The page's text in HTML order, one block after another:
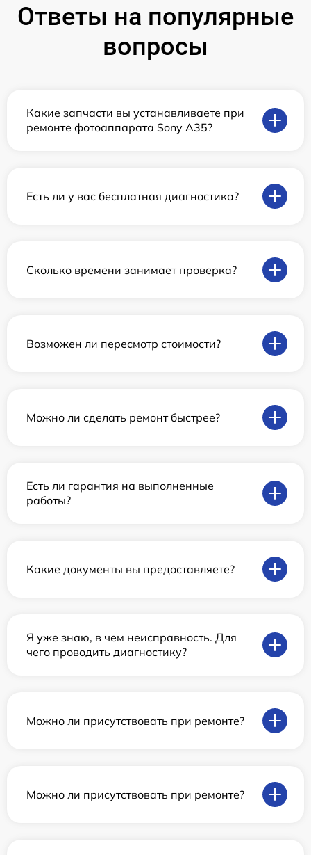
Ответы на популярные
вопросы
Какие запчасти вы устанавливаете при
ремонте фотоаппарата Sony A35?
Есть ли у вас бесплатная диагностика?
Сколько времени занимает проверка?
Возможен ли пересмотр стоимости?
Можно ли сделать ремонт быстрее?
Есть ли гарантия на выполненные
работы?
Какие документы вы предоставляете?
Я уже знаю, в чем неисправность. Для
чего проводить диагностику?
Можно ли присутствовать при ремонте?
Можно ли присутствовать при ремонте?